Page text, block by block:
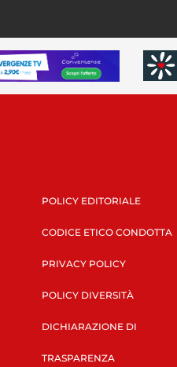
POLICY EDITORIALE
CODICE ETICO CONDOTTA
PRIVACY POLICY
POLICY DIVERSITÀ
DICHIARAZIONE DI
TRASPARENZA